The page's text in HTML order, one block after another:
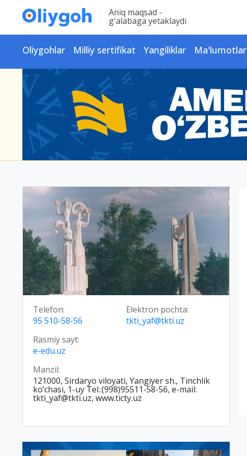
Aniq maqsad -
g'alabaga yetaklaydi
Oliygohlar Milliy sertifikat Yangiliklar Ma'lumotlar
Telefon:
95 510-58-56
Elektron pochta:
tkti_yaf@tkti.uz
Rasmiy sayt:
e-edu.uz
Manzil:
121000, Sirdaryo viloyati, Yangiyer sh., Tinchlik
ko‘chasi, 1-uy Tel.:(998)95511-58-56, e-mail:
tkti_yaf@tkti.uz, www.ticty.uz